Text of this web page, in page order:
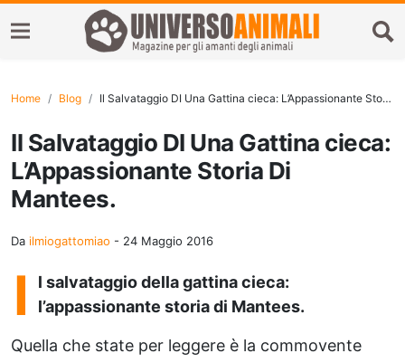
Home Blog Il Salvataggio DI Una Gattina cieca: L’Appassionante Storia Di Mantees.
Il Salvataggio DI Una Gattina cieca:
L’Appassionante Storia Di
Mantees.
Da ilmiogattomiao - 24 Maggio 2016
I
l salvataggio della gattina cieca:
l’appassionante storia di Mantees.
Quella che state per leggere è la commovente